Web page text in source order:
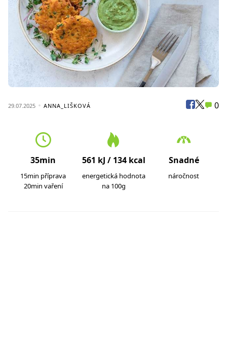
29.07.2025 ANNA_LIŠKOVÁ 0
35min
15min příprava
20min vaření
561 kJ / 134 kcal
energetická hodnota
na 100g
Snadné
náročnost